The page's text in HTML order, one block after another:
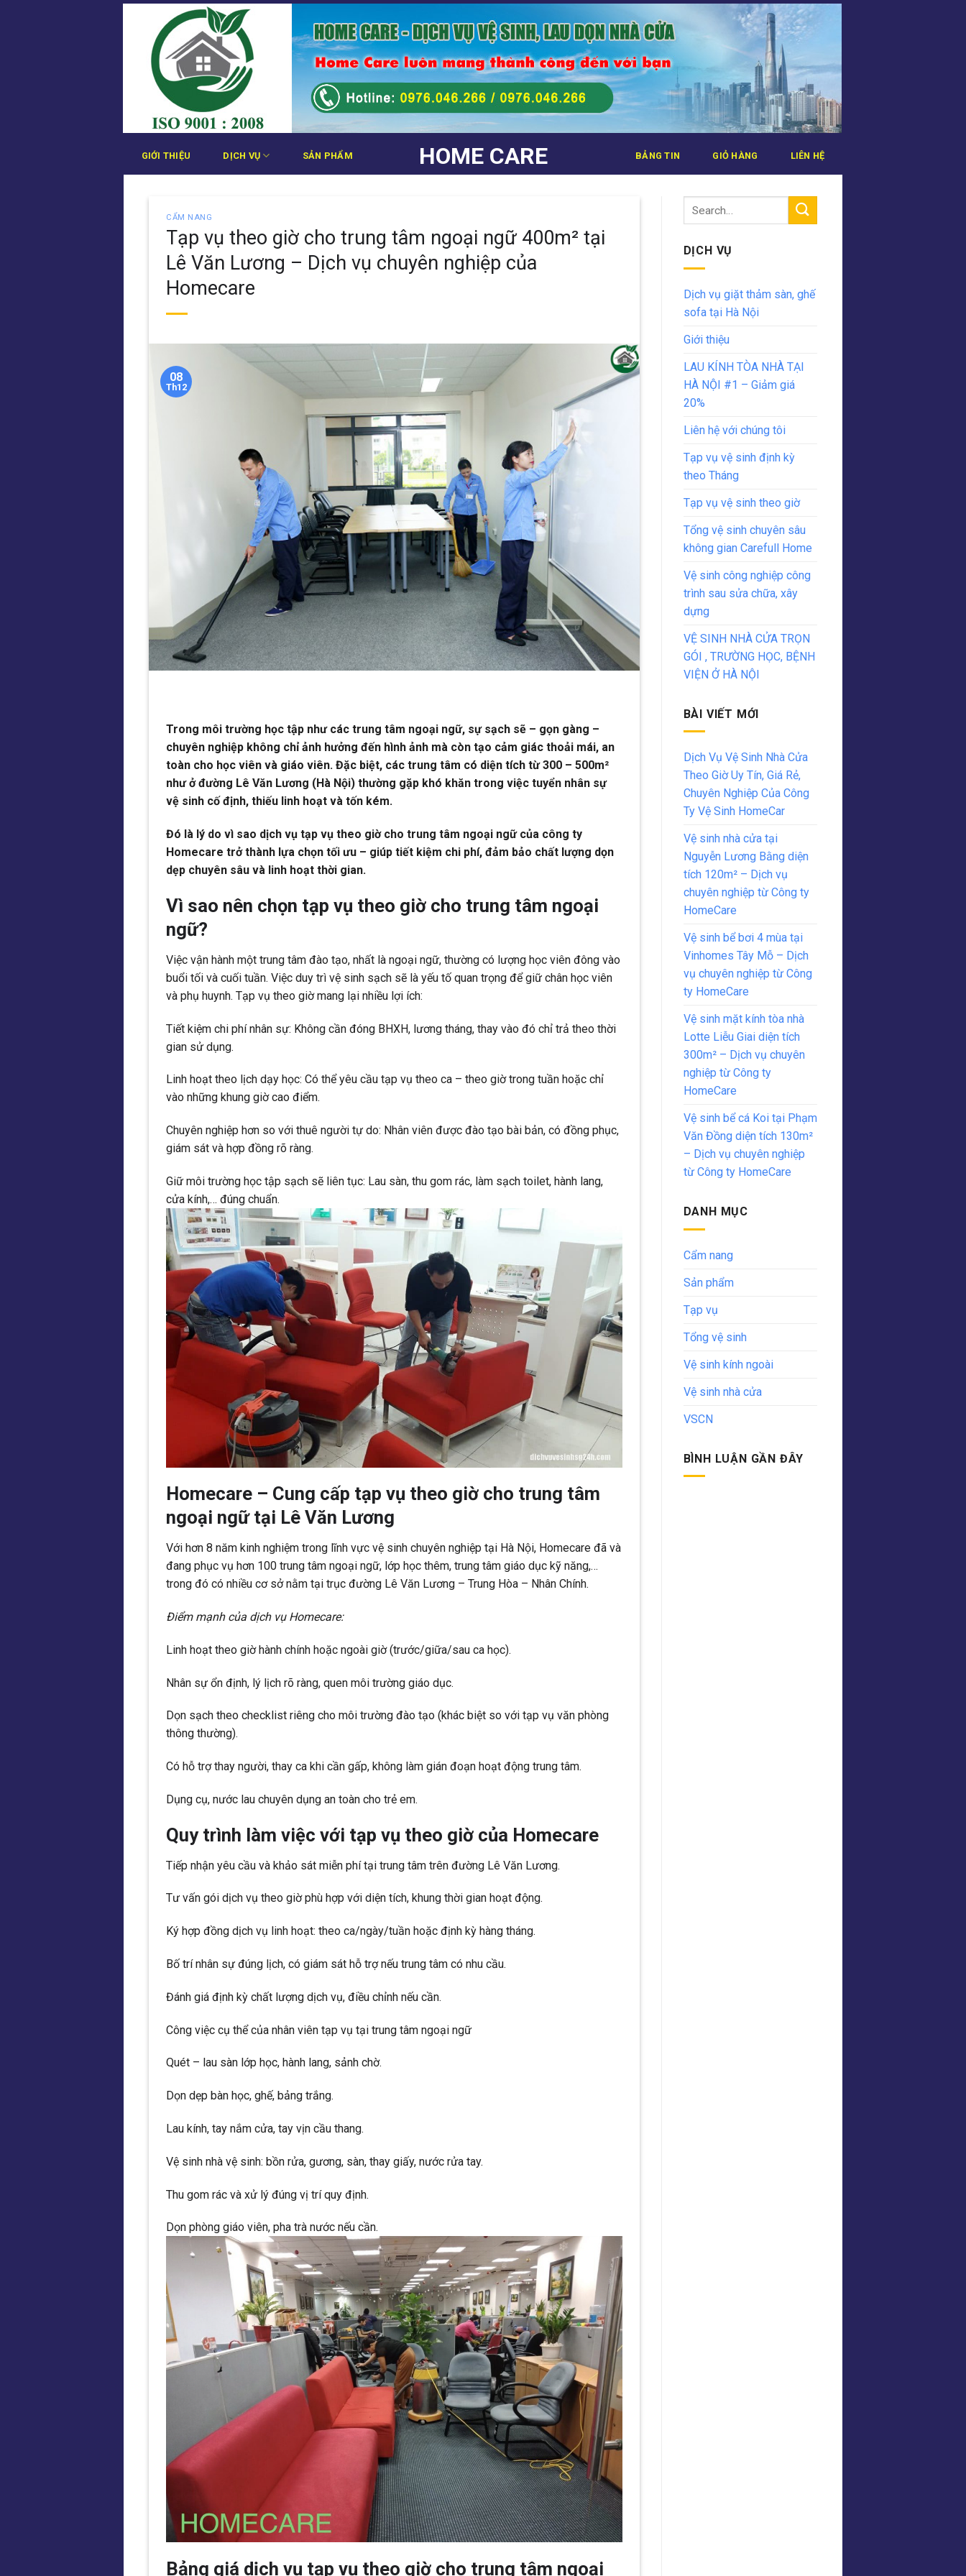
Bỏ
HOME CARE
GIỚI THIỆU DỊCH VỤ SẢN PHẨM BẢNG TIN GIỎ HÀNG LIÊN HỆ
CẨM NANG
Tạp vụ theo giờ cho trung tâm ngoại ngữ 400m² tại
Lê Văn Lương – Dịch vụ chuyên nghiệp của
Homecare
08
Th12
Trong môi trường học tập như các trung tâm ngoại ngữ, sự sạch sẽ – gọn gàng –
chuyên nghiệp không chỉ ảnh hưởng đến hình ảnh mà còn tạo cảm giác thoải mái, an
toàn cho học viên và giáo viên. Đặc biệt, các trung tâm có diện tích từ 300 – 500m²
như ở đường Lê Văn Lương (Hà Nội) thường gặp khó khăn trong việc tuyển nhân sự
vệ sinh cố định, thiếu linh hoạt và tốn kém.
Đó là lý do vì sao dịch vụ tạp vụ theo giờ cho trung tâm ngoại ngữ của công ty
Homecare trở thành lựa chọn tối ưu – giúp tiết kiệm chi phí, đảm bảo chất lượng dọn
dẹp chuyên sâu và linh hoạt thời gian.
Vì sao nên chọn tạp vụ theo giờ cho trung tâm ngoại
ngữ?
Việc vận hành một trung tâm đào tạo, nhất là ngoại ngữ, thường có lượng học viên đông vào
buổi tối và cuối tuần. Việc duy trì vệ sinh sạch sẽ là yếu tố quan trọng để giữ chân học viên
và phụ huynh. Tạp vụ theo giờ mang lại nhiều lợi ích:
Tiết kiệm chi phí nhân sự: Không cần đóng BHXH, lương tháng, thay vào đó chỉ trả theo thời
gian sử dụng.
Linh hoạt theo lịch dạy học: Có thể yêu cầu tạp vụ theo ca – theo giờ trong tuần hoặc chỉ
vào những khung giờ cao điểm.
Chuyên nghiệp hơn so với thuê người tự do: Nhân viên được đào tạo bài bản, có đồng phục,
giám sát và hợp đồng rõ ràng.
Giữ môi trường học tập sạch sẽ liên tục: Lau sàn, thu gom rác, làm sạch toilet, hành lang,
cửa kính,… đúng chuẩn.
Homecare – Cung cấp tạp vụ theo giờ cho trung tâm
ngoại ngữ tại Lê Văn Lương
Với hơn 8 năm kinh nghiệm trong lĩnh vực vệ sinh chuyên nghiệp tại Hà Nội, Homecare đã và
đang phục vụ hơn 100 trung tâm ngoại ngữ, lớp học thêm, trung tâm giáo dục kỹ năng,…
trong đó có nhiều cơ sở nằm tại trục đường Lê Văn Lương – Trung Hòa – Nhân Chính.
Điểm mạnh của dịch vụ Homecare:
Linh hoạt theo giờ hành chính hoặc ngoài giờ (trước/giữa/sau ca học).
Nhân sự ổn định, lý lịch rõ ràng, quen môi trường giáo dục.
Dọn sạch theo checklist riêng cho môi trường đào tạo (khác biệt so với tạp vụ văn phòng
thông thường).
Có hỗ trợ thay người, thay ca khi cần gấp, không làm gián đoạn hoạt động trung tâm.
Dụng cụ, nước lau chuyên dụng an toàn cho trẻ em.
Quy trình làm việc với tạp vụ theo giờ của Homecare
Tiếp nhận yêu cầu và khảo sát miễn phí tại trung tâm trên đường Lê Văn Lương.
Tư vấn gói dịch vụ theo giờ phù hợp với diện tích, khung thời gian hoạt động.
Ký hợp đồng dịch vụ linh hoạt: theo ca/ngày/tuần hoặc định kỳ hàng tháng.
Bố trí nhân sự đúng lịch, có giám sát hỗ trợ nếu trung tâm có nhu cầu.
Đánh giá định kỳ chất lượng dịch vụ, điều chỉnh nếu cần.
Công việc cụ thể của nhân viên tạp vụ tại trung tâm ngoại ngữ
Quét – lau sàn lớp học, hành lang, sảnh chờ.
Dọn dẹp bàn học, ghế, bảng trắng.
Lau kính, tay nắm cửa, tay vịn cầu thang.
Vệ sinh nhà vệ sinh: bồn rửa, gương, sàn, thay giấy, nước rửa tay.
Thu gom rác và xử lý đúng vị trí quy định.
Dọn phòng giáo viên, pha trà nước nếu cần.
Bảng giá dịch vụ tạp vụ theo giờ cho trung tâm ngoại
DỊCH VỤ
Dịch vụ giặt thảm sàn, ghế
sofa tại Hà Nội
Giới thiệu
LAU KÍNH TÒA NHÀ TẠI
HÀ NỘI #1 – Giảm giá
20%
Liên hệ với chúng tôi
Tạp vụ vệ sinh định kỳ
theo Tháng
Tạp vụ vệ sinh theo giờ
Tổng vệ sinh chuyên sâu
không gian Carefull Home
Vệ sinh công nghiệp công
trình sau sửa chữa, xây
dựng
VỆ SINH NHÀ CỬA TRỌN
GÓI , TRƯỜNG HỌC, BỆNH
VIỆN Ở HÀ NỘI
BÀI VIẾT MỚI
Dịch Vụ Vệ Sinh Nhà Cửa
Theo Giờ Uy Tín, Giá Rẻ,
Chuyên Nghiệp Của Công
Ty Vệ Sinh HomeCar
Vệ sinh nhà cửa tại
Nguyễn Lương Bằng diện
tích 120m² – Dịch vụ
chuyên nghiệp từ Công ty
HomeCare
Vệ sinh bể bơi 4 mùa tại
Vinhomes Tây Mỗ – Dịch
vụ chuyên nghiệp từ Công
ty HomeCare
Vệ sinh mặt kính tòa nhà
Lotte Liễu Giai diện tích
300m² – Dịch vụ chuyên
nghiệp từ Công ty
HomeCare
Vệ sinh bể cá Koi tại Phạm
Văn Đồng diện tích 130m²
– Dịch vụ chuyên nghiệp
từ Công ty HomeCare
DANH MỤC
Cẩm nang
Sản phẩm
Tạp vụ
Tổng vệ sinh
Vệ sinh kính ngoài
Vệ sinh nhà cửa
VSCN
BÌNH LUẬN GẦN ĐÂY